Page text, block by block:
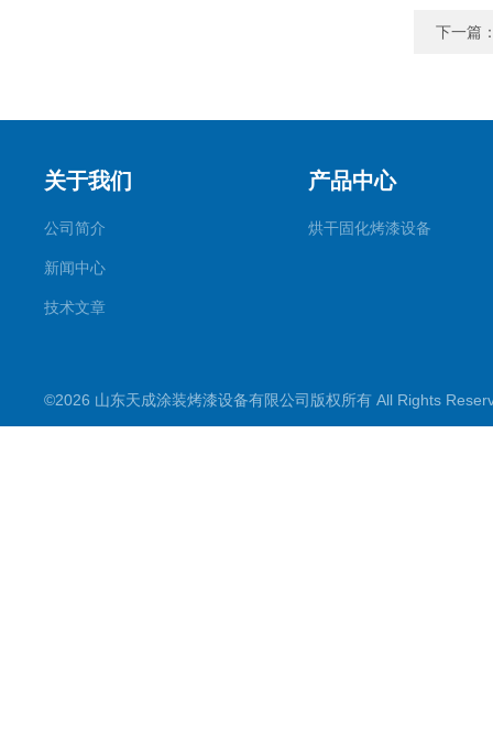
下一篇
关于我们
公司简介
新闻中心
技术文章
产品中心
烘干固化烤漆设备
©2026 山东天成涂装烤漆设备有限公司版权所有 All Rights